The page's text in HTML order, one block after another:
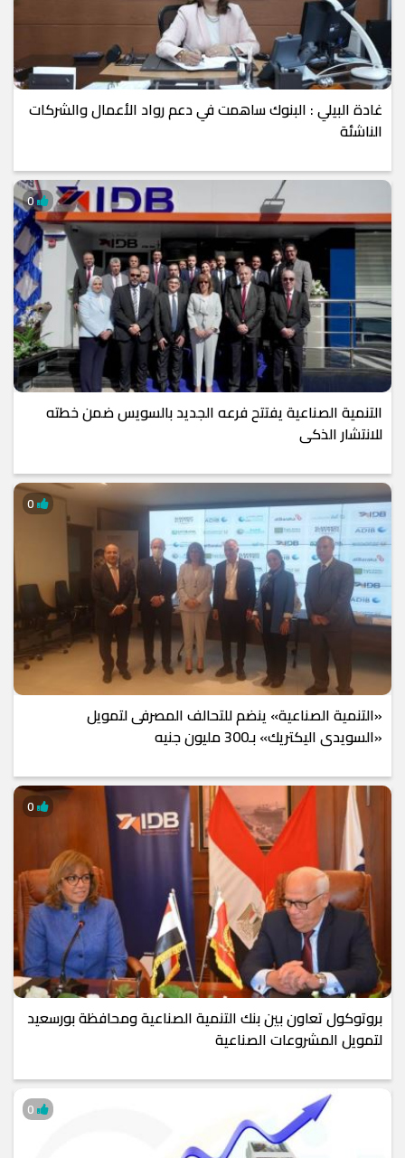
غادة البيلي : البنوك ساهمت في دعم رواد الأعمال والشركات
الناشئة
التنمية الصناعية يفتتح فرعه الجديد بالسويس ضمن خطته
للانتشار الذكى
0
«التنمية الصناعية» ينضم للتحالف المصرفى لتمويل
«السويدى اليكتريك» بـ300 مليون جنيه
بروتوكول تعاون بين بنك التنمية الصناعية ومحافظة بورسعيد
لتمويل المشروعات الصناعية